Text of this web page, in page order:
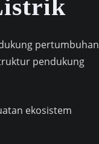
pertumbuhan
pendukung
ekosistem